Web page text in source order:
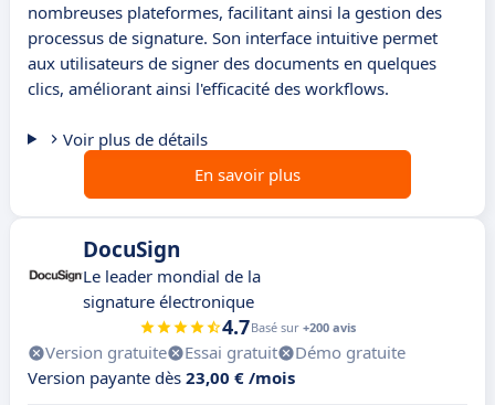
nombreuses plateformes, facilitant ainsi la gestion des
processus de signature. Son interface intuitive permet
aux utilisateurs de signer des documents en quelques
clics, améliorant ainsi l'efficacité des workflows.
Voir plus de détails
En savoir plus
DocuSign
Le leader mondial de la
signature électronique
4.7Basé sur +200 avis
Version gratuite Essai gratuit
Démo gratuite
Version payante dès 23,00 € /mois